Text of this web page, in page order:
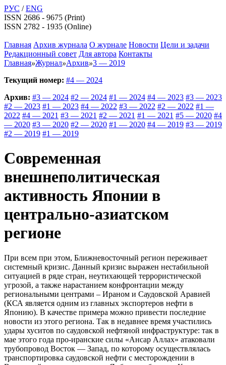
РУС /ENG
ISSN 2686 - 9675 (Print)
ISSN 2782 - 1935 (Online)
Главная Архив журнала О журнале Новости Цели и задачи
Редакционный совет Для автора Контакты
Главная»Журнал»Архив»3 — 2019
Текущий номер: #4 — 2024
Архив: #3 — 2024 #2 — 2024 #1 — 2024 #4 — 2023 #3 — 2023
#2 — 2023 #1 — 2023 #4 — 2022 #3 — 2022 #2 — 2022 #1 —
2022 #4 — 2021 #3 — 2021 #2 — 2021 #1 — 2021 #5 — 2020 #4
— 2020 #3 — 2020 #2 — 2020 #1 — 2020 #4 — 2019 #3 — 2019
#2 — 2019 #1 — 2019
Современная
внешнеполитическая
активность Японии в
центрально-азиатском
регионе
При всем при этом, Ближневосточный регион переживает
системный кризис. Данный кризис выражен нестабильной
ситуацией в ряде стран, неутихающей террористической
угрозой, а также нарастанием конфронтации между
региональными центрами – Ираном и Саудовской Аравией
(КСА является одним из главных экспортеров нефти в
Японию). В качестве примера можно привести последние
новости из этого региона. Так в недавнее время участились
удары хуситов по саудовской нефтяной инфраструктуре: так в
мае этого года про-иранские силы «Ансар Аллах» атаковали
трубопровод Восток — Запад, по которому осуществлялась
транспортировка саудовской нефти с месторождении в